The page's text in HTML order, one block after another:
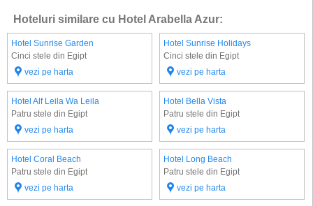
Hoteluri similare cu Hotel Arabella Azur:
Hotel Sunrise Garden
Cinci stele din Egipt
vezi pe harta
Hotel Sunrise Holidays
Cinci stele din Egipt
vezi pe harta
Hotel Alf Leila Wa Leila
Patru stele din Egipt
vezi pe harta
Hotel Bella Vista
Patru stele din Egipt
vezi pe harta
Hotel Coral Beach
Patru stele din Egipt
vezi pe harta
Hotel Long Beach
Patru stele din Egipt
vezi pe harta